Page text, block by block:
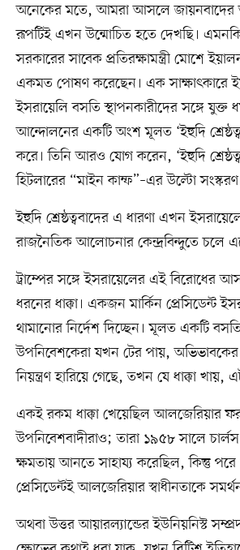
অনেকের মতে, আমরা আসলে জায়নবাদের
রূপটিই এখন উন্মোচিত হতে দেখছি। এমনকি
সরকারের সাবেক প্রতিরক্ষামন্ত্রী মোশে
একমত পোষণ করেছেন। এক সাক্ষাৎকারে
ইসরায়েলি বসতি স্থাপনকারীদের সঙ্গে যুক্ত
আন্দোলনের একটি অংশ মূলত ‘ইহুদি
করে। তিনি আরও যোগ করেন, ‘ইহুদি
হিটলারের “মাইন কাম্ফ”–এর উল্টো সংস্করণ
ইহুদি শ্রেষ্ঠত্ববাদের এ ধারণা এখন
রাজনৈতিক আলোচনার কেন্দ্রবিন্দুতে চলে
ট্রাম্পের সঙ্গে ইসরায়েলের এই বিরোধের
ধরনের ধাক্কা। একজন মার্কিন প্রেসিডেন্ট
থামানোর নির্দেশ দিচ্ছেন। মূলত একটি
উপনিবেশকেরা যখন টের পায়,
নিয়ন্ত্রণ হারিয়ে গেছে, তখন যে ধাক্কা খায়,
একই রকম ধাক্কা খেয়েছিল আলজেরিয়ার
উপনিবেশবাদীরাও; তারা ১৯৫৮ সালে
ক্ষমতায় আনতে সাহায্য করেছিল, কিন্তু
প্রেসিডেন্টই আলজেরিয়ার স্বাধীনতাকে
অথবা উত্তর আয়ারল্যান্ডের ইউনিয়নিস্ট